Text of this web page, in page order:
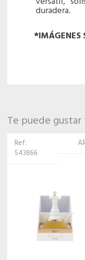
duradera.
*IMÁGENES
Te puede
ARMAF